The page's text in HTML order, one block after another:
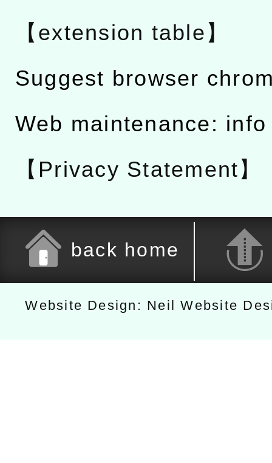
【extension table】
Suggest browser
Web maintenance:
【Privacy Statement】
back home
Website Design: Neil Website